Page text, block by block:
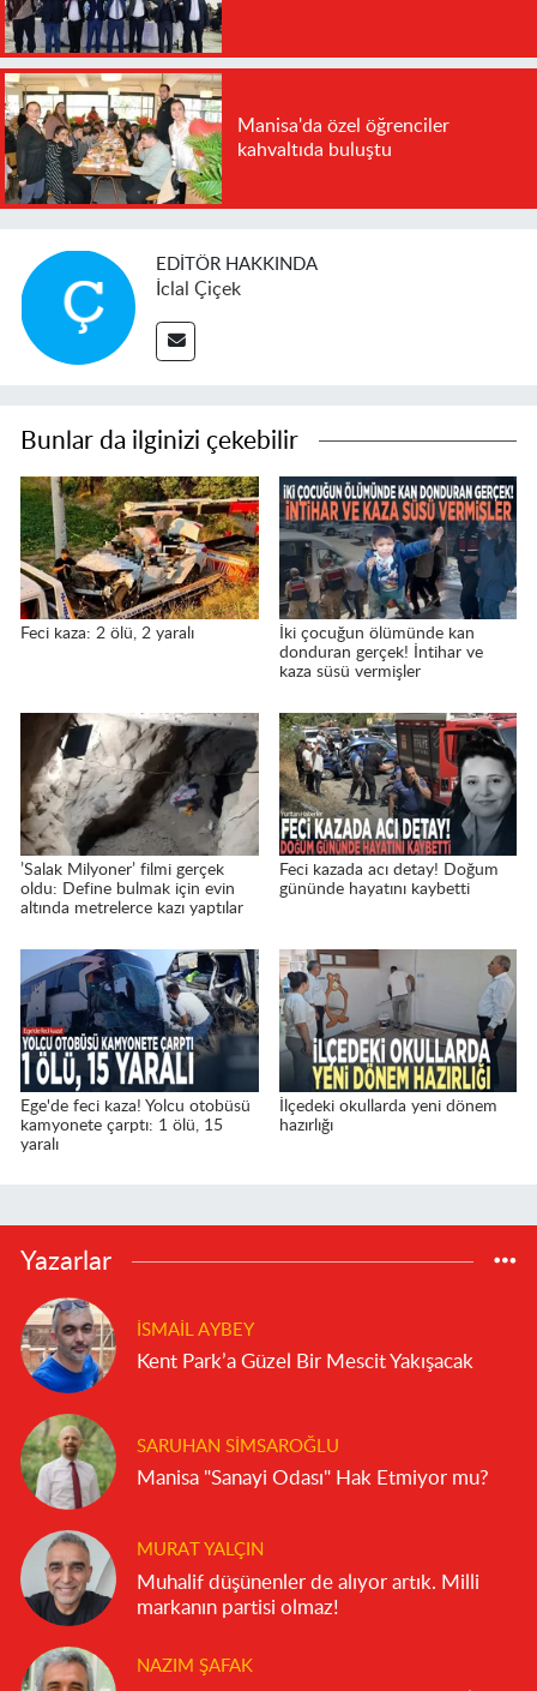
Manisa'da özel öğrenciler
kahvaltıda buluştu
EDITÖR HAKKINDA
İclal Çiçek
Bunlar da ilginizi çekebilir
Feci kaza: 2 ölü, 2 yaralı
İki çocuğun ölümünde kan
donduran gerçek! İntihar ve
kaza süsü vermişler
’Salak Milyoner’ filmi gerçek
oldu: Define bulmak için evin
altında metrelerce kazı yaptılar
Feci kazada acı detay! Doğum
gününde hayatını kaybetti
Ege'de feci kaza! Yolcu otobüsü
kamyonete çarptı: 1 ölü, 15
yaralı
İlçedeki okullarda yeni dönem
hazırlığı
Yazarlar
İSMAIL AYBEY
Kent Park’a Güzel Bir Mescit Yakışacak
SARUHAN SIMSAROĞLU
Manisa "Sanayi Odası" Hak Etmiyor mu?
MURAT YALÇIN
Muhalif düşünenler de alıyor artık. Milli
markanın partisi olmaz!
NAZIM ŞAFAK